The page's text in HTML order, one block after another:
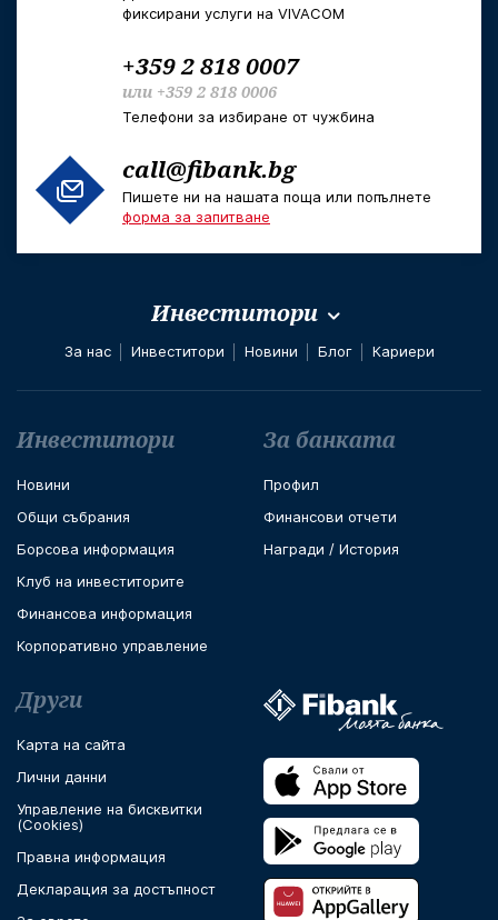
фиксирани услуги на VIVACOM
+359 2 818 0007
или +359 2 818 0006
Телефони за избиране от чужбина
call@fibank.bg
Пишете ни на нашата поща или попълнете
форма за запитване
Инвеститори
За нас Инвеститори Новини Блог Кариери
Футър навигация
Инвеститори
Новини
Общи събрания
Борсова информация
Клуб на инвеститорите
Финансова информация
Корпоративно управление
За банката
Профил
Финансови отчети
Награди / История
Други
Карта на сайта
Лични данни
Управление на бисквитки
(Cookies)
Правна информация
Декларация за достъпност